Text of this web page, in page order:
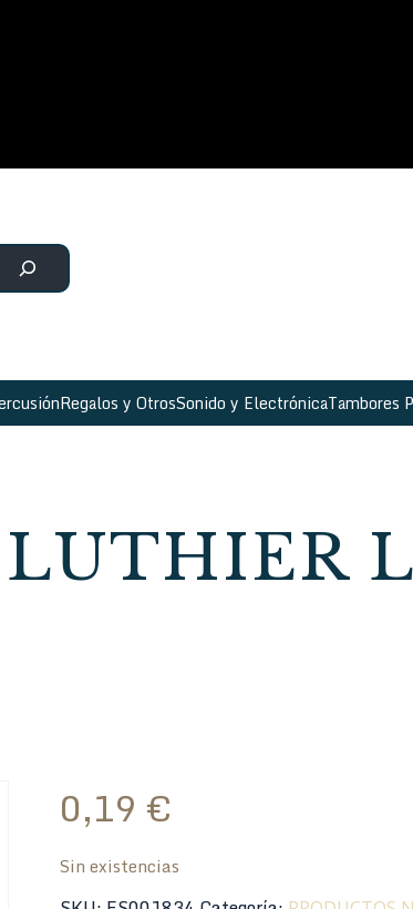
Regalos y OtrosSonido y ElectrónicaTambores
0,19 €
Sin existencias